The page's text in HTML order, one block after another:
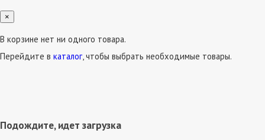
×
В корзине нет ни одного товара.
Перейдите в каталог, чтобы выбрать необходимые товары.
Подождите, идет загрузка